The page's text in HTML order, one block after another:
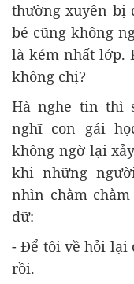
thường xuyên bị
bé cũng không
là kém nhất lớp.
không chị?
Hà nghe tin thì
nghĩ con gái
không ngờ lại
khi những
nhìn chằm
dữ:
- Để tôi về hỏi lại
rồi.